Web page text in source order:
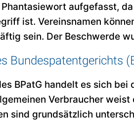
Phantasiewort aufgefasst,
ist. Vereinsnamen
sein. Der Beschwerde
Bundespatentgerichts
BPatG handelt es sich
Verbraucher
sind grundsätzlich